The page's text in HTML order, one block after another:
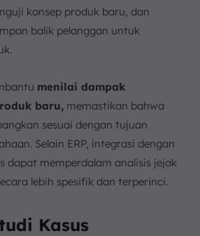
konsep produk baru, dan
balik pelanggan untuk
menilai dampak
baru, memastikan bahwa
sesuai dengan tujuan
Selain ERP, integrasi dengan
dapat memperdalam analisis jejak
lebih spesifik dan terperinci.
Kasus